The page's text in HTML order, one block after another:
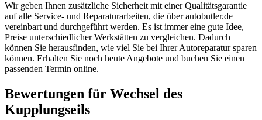
Wir geben Ihnen zusätzliche Sicherheit mit einer Qualitätsgarantie
auf alle Service- und Reparaturarbeiten, die über autobutler.de
vereinbart und durchgeführt werden. Es ist immer eine gute Idee,
Preise unterschiedlicher Werkstätten zu vergleichen. Dadurch
können Sie herausfinden, wie viel Sie bei Ihrer Autoreparatur sparen
können. Erhalten Sie noch heute Angebote und buchen Sie einen
passenden Termin online.
Bewertungen für Wechsel des
Kupplungseils